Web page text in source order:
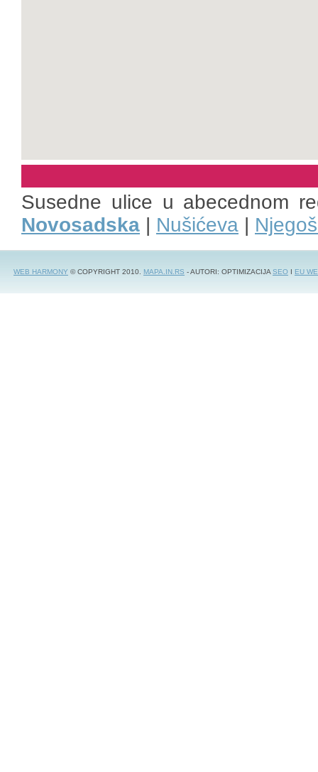
Susedne ulice u abecednom
Novosadska | Nušićeva |
WEB HARMONY © COPYRIGHT 2010. MAPA.IN.RS - AUTORI: OPTIMIZACIJASEO I EU